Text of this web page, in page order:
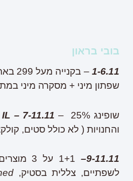
בובי בראון
1-6.11
–
שפתון מיני + מסקרה מיני
שופינג IL – 7-11.11
והחנויות ( לא כולל סטים,
9-11.11
–1+1 על 3 מוצרים מובילים:
לשפתיים, צללית בסטיק,